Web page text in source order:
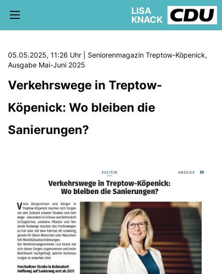
5. WAHLKREIS TREPTOW-KÖPENICK
AKTUELLE KIEZ NEWS
schriftliche Anfragen
AUSSCHÜSSE
LISA
KNACK
05.05.2025, 11:26 Uhr | Seniorenmagazin Treptow-Köpenick,
Ausgabe Mai-Juni 2025
Verkehrswege in Treptow-
Köpenick: Wo bleiben die
Sanierungen?